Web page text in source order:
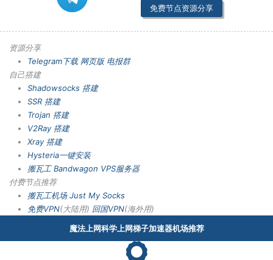
免费节点资源分享
资源分享
Telegram下载 网页版 电报群
自己搭建
Shadowsocks 搭建
SSR 搭建
Trojan 搭建
V2Ray 搭建
Xray 搭建
Hysteria一键安装
搬瓦工 Bandwagon VPS服务器
付费节点推荐
搬瓦工机场 Just My Socks
免费VPN(大陆用) 回国VPN(海外用)
魔法上网科学上网梯子加速器机场推荐